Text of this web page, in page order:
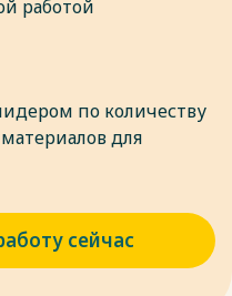
работой
по количеству
для
сейчас